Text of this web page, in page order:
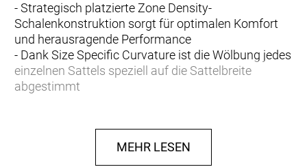
- Strategisch platzierte Zone Density-
Schalenkonstruktion sorgt für optimalen Komfort
und herausragende Performance
- Dank Size Specific Curvature ist die Wölbung jedes
einzelnen Sattels speziell auf die Sattelbreite
abgestimmt
nachhaltigere, bessere Performance
MEHR LESEN